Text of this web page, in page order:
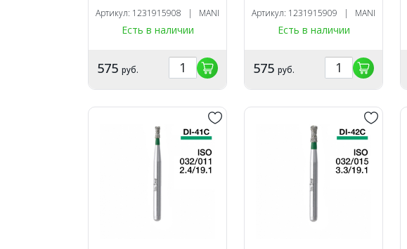
Артикул: 1231915908 | MANI
Есть в наличии
575 руб.
Артикул: 1231915909 | MANI
Есть в наличии
575 руб.